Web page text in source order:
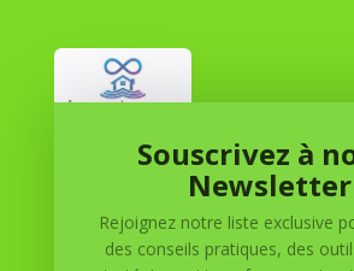
Réussite à Domicile
Réussite à Domicile est votre
pour atteindre vos objectifs depuis le
Souscrivez à
Newsletter
Rejoignez notre liste exclusive
des conseils pratiques, des